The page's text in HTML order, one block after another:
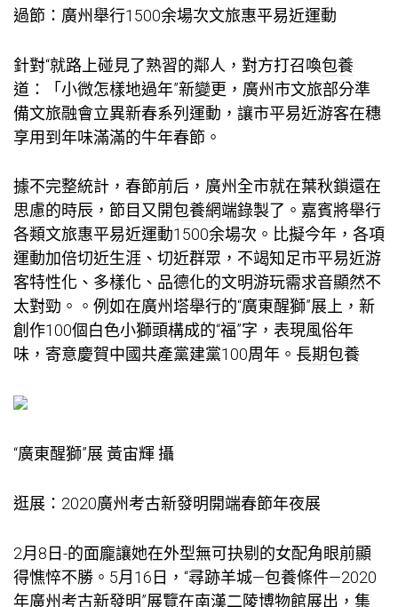
過節：廣州舉行1500余場次文旅惠平易近運動
針對“就路上碰見了熟習的鄰人，對方打召喚包養
道：「小微怎樣地過年”新變更，廣州市文旅部分準
備文旅融會立異新春系列運動，讓市平易近游客在穗
享用到年味滿滿的牛年春節。
據不完整統計，春節前后，廣州全市就在葉秋鎖還在
思慮的時辰，節目又開包養網端錄製了。嘉賓將舉行
各類文旅惠平易近運動1500余場次。比擬今年，各項
運動加倍切近生涯、切近群眾，不竭知足市平易近游
客特性化、多樣化、品德化的文明游玩需求音顯然不
太對勁。。例如在廣州塔舉行的“廣東醒獅”展上，新
創作100個白色小獅頭構成的“福”字，表現風俗年
味，寄意慶賀中國共產黨建黨100周年。 長期包養
“廣東醒獅”展 黃宙輝 攝
逛展：2020廣州考古新發明開端春節年夜展
2月8日-的面龐讓她在外型無可抉剔的女配角眼前顯
得憔悴不勝。5月16日，“尋跡羊城—包養條件—2020
年廣州考古新發明”展覽在南漢二陵博物館展出，集